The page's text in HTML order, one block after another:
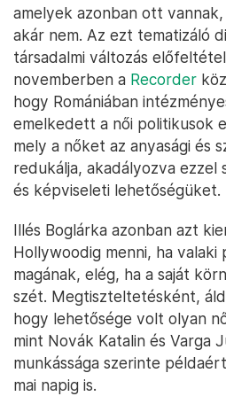
Fotó: Tamás Zsófia / Transtelex
Konkrét nehézségekről tehát
kontextusban is érintő
amelyek azonban ott vannak,
akár nem. Az ezt tematizáló
társadalmi változás
novemberben aRecorder
hogy Romániában
emelkedett a női politikusok
mely a nőket az anyasági és